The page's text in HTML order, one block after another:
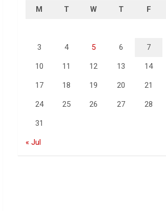
M T W T F
3 4 5 6 7
10 11 12 13 14
17 18 19 20 21
24 25 26 27 28
31
« Jul